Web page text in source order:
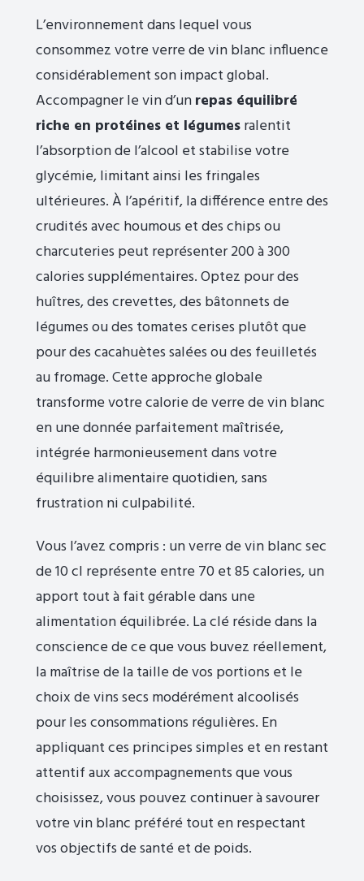
L’environnement dans lequel vous
consommez votre verre de vin blanc influence
considérablement son impact global.
Accompagner le vin d’unrepas équilibré
riche en protéines et légumesralentit
l’absorption de l’alcool et stabilise votre
glycémie, limitant ainsi les fringales
ultérieures. À l’apéritif, la différence entre des
crudités avec houmous et des chips ou
charcuteries peut représenter 200 à 300
calories supplémentaires. Optez pour des
huîtres, des crevettes, des bâtonnets de
légumes ou des tomates cerises plutôt que
pour des cacahuètes salées ou des feuilletés
au fromage. Cette approche globale
transforme votre calorie de verre de vin blanc
en une donnée parfaitement maîtrisée,
intégrée harmonieusement dans votre
équilibre alimentaire quotidien, sans
frustration ni culpabilité.
Vous l’avez compris : un verre de vin blanc sec
de 10 cl représente entre 70 et 85 calories, un
apport tout à fait gérable dans une
alimentation équilibrée. La clé réside dans la
conscience de ce que vous buvez réellement,
la maîtrise de la taille de vos portions et le
choix de vins secs modérément alcoolisés
pour les consommations régulières. En
appliquant ces principes simples et en restant
attentif aux accompagnements que vous
choisissez, vous pouvez continuer à savourer
votre vin blanc préféré tout en respectant
vos objectifs de santé et de poids.